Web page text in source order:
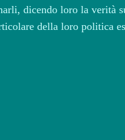
dicendo loro la verità
della loro politica